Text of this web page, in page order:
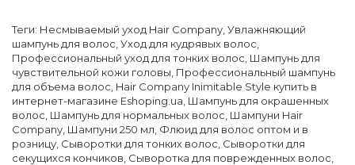
Теги: Несмываемый уход Hair Company,Увлажняющий
шампунь для волос,Уход для кудрявых волос,
Профессиональный уход для тонких волос, Шампунь для
чувствительной кожи головы, Профессиональный шампунь
для объема волос, Hair Company Inimitable Style купить в
интернет-магазине Eshoping.ua, Шампунь для окрашенных
волос, Шампунь для нормальных волос, Шампуни Hair
Company, Шампуни 250 мл, Флюид для волос оптом и в
розницу, Сыворотки для тонких волос, Сыворотки для
секущихся кончиков, Сыворотка для поврежденных волос,